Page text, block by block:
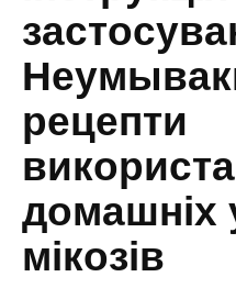
рецепти
домашніх
мікозів